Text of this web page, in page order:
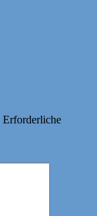
Erforderliche